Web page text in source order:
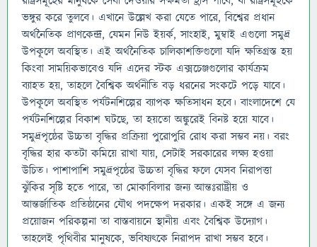
ভঙ্গুর করে তুলবে। এখানে উল্লেখ করা যেতে পারে, বিশ্বের প্রধান
অর্থনৈতিক প্রাণকেন্দ্র, যেমন নিউ ইয়র্ক, সাংহাই, মুম্বাই এগুলো সমুদ্র
উপকূলে অবস্থিত। এই অর্থনৈতিক চালিকাশক্তিগুলো যদি ক্ষতিগ্রস্ত হয়
কিংবা সাময়িকভাবেও যদি এদের স্টক এক্সচেঞ্জগুলোর কার্যক্রম
ব্যাহত হয়, তাহলে বৈশ্বিক অর্থনীতি বড় ধরনের সংকটে পড়ে যাবে।
উপকূলে অবস্থিত পর্যটনশিল্পের ব্যাপক ক্ষতিসাধন হবে। বাংলাদেশে যে
পর্যটনশিল্পের বিকাশ ঘটছে, তা হয়তো অঙ্কুরেই বিনষ্ট হয়ে যাবে।
সমুদ্রপৃষ্ঠের উচ্চতা বৃদ্ধির প্রক্রিয়া পুরোপুরি রোধ করা সম্ভব নয়। বরং
বৃদ্ধির হার কতটা কমিয়ে রাখা যায়, সেটাই সরকারের লক্ষ্য হওয়া
উচিত। পাশাপাশি সমুদ্রপৃষ্ঠের উচ্চতা বৃদ্ধির ফলে যেসব নিরাপত্তা
ঝুঁকির সৃষ্টি হতে পারে, তা মোকাবিলার জন্য আন্তঃরাষ্ট্রীয় ও
আন্তর্জাতিক প্রতিষ্ঠানের যৌথ পদক্ষেপ দরকার। একই সঙ্গে এ জন্য
প্রয়োজন পরিকল্পনা তা বাস্তবায়নে স্থানীয় এবং বৈশ্বিক উদ্যোগ।
তাহলেই পৃথিবীর মানুষকে, ভবিষ্যৎকে নিরাপদ রাখা সম্ভব হবে।